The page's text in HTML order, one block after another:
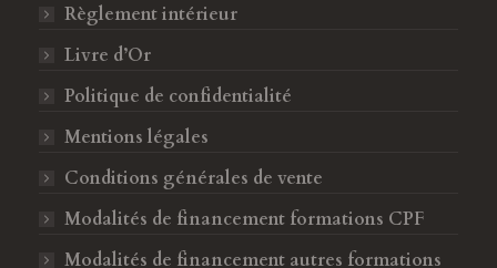
o
k
r
s
'
u
v
Règlement intérieur
Livre d’Or
Politique de confidentialité
Mentions légales
Conditions générales de vente
Modalités de financement formations CPF
Modalités de financement autres formations